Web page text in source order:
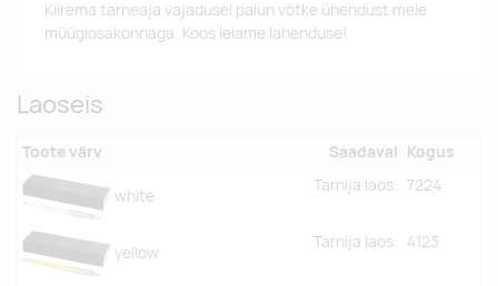
Kiirema tarneaja vajadusel palun võtke ühendust meie
müügiosakonnaga. Koos leiame lahenduse!
Laoseis
Toote värv Saadaval Kogus
white
Tarnija laos: 7224
yellow
Tarnija laos: 4123